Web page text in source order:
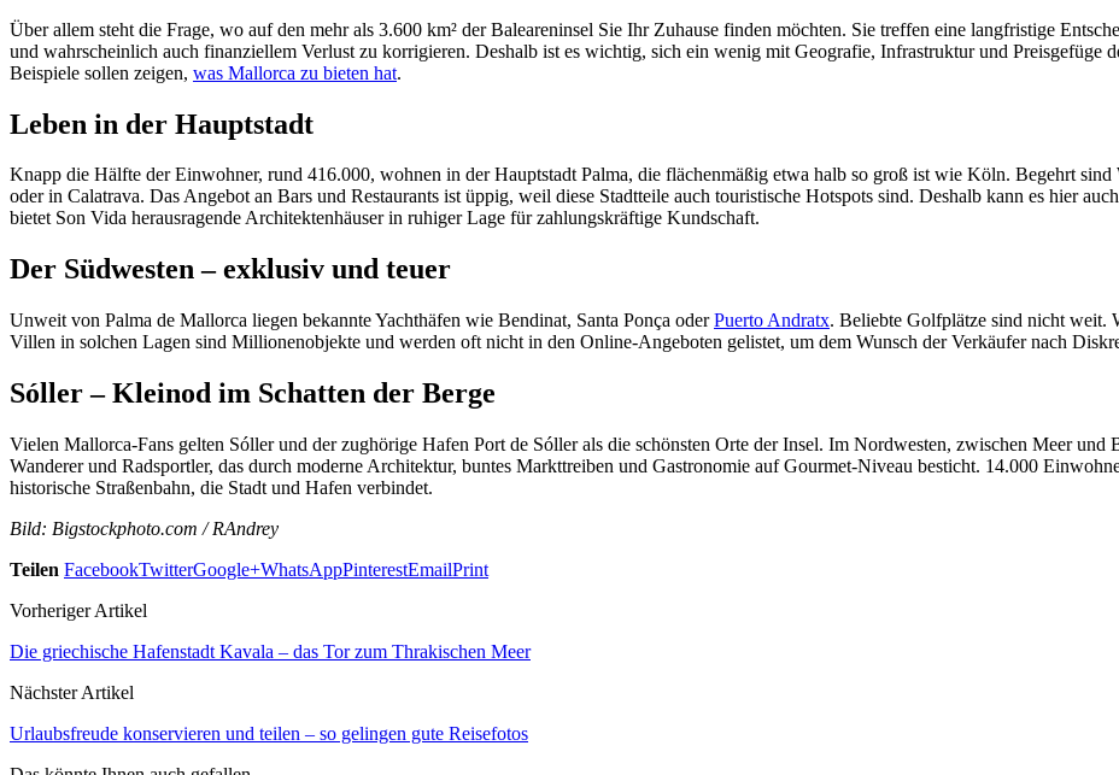
Über allem steht die Frage, wo auf den mehr als 3.600 km² der Baleareninsel Sie Ihr Zuhause finden möchten. Sie treffen eine langfristige
und wahrscheinlich auch finanziellem Verlust zu korrigieren. Deshalb ist es wichtig, sich ein wenig mit Geografie, Infrastruktur und Preisgefüge
Beispiele sollen zeigen, was Mallorca zu bieten hat.
Leben in der Hauptstadt
Knapp die Hälfte der Einwohner, rund 416.000, wohnen in der Hauptstadt Palma, die flächenmäßig etwa halb so groß ist wie Köln. Begehrt
oder in Calatrava. Das Angebot an Bars und Restaurants ist üppig, weil diese Stadtteile auch touristische Hotspots sind. Deshalb kann es hier
bietet Son Vida herausragende Architektenhäuser in ruhiger Lage für zahlungskräftige Kundschaft.
Der Südwesten – exklusiv und teuer
Unweit von Palma de Mallorca liegen bekannte Yachthäfen wie Bendinat, Santa Ponça oderPuerto Andratx. Beliebte Golfplätze sind nicht weit.
Villen in solchen Lagen sind Millionenobjekte und werden oft nicht in den Online-Angeboten gelistet, um dem Wunsch der Verkäufer nach
Sóller – Kleinod im Schatten der Berge
Vielen Mallorca-Fans gelten Sóller und der zughörige Hafen Port de Sóller als die schönsten Orte der Insel. Im Nordwesten, zwischen Meer und
Wanderer und Radsportler, das durch moderne Architektur, buntes Markttreiben und Gastronomie auf Gourmet-Niveau besticht. 14.000
historische Straßenbahn, die Stadt und Hafen verbindet.
Bild: Bigstockphoto.com / RAndrey
Teilen FacebookTwitterGoogle+WhatsAppPinterestEmailPrint
Vorheriger Artikel
Die griechische Hafenstadt Kavala – das Tor zum Thrakischen Meer
Nächster Artikel
Urlaubsfreude konservieren und teilen – so gelingen gute Reisefotos